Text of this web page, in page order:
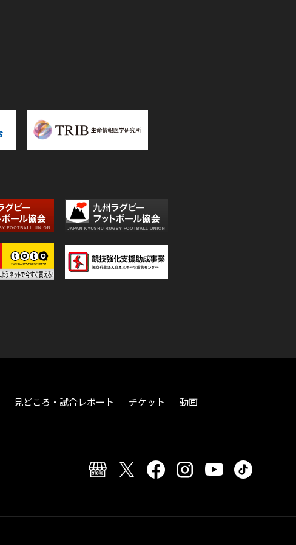
見どころ・試合レポート チケット
動画